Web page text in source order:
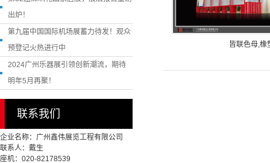
出炉！
第九届中国国际机场展蓄力待发！观众
预登记火热进行中
2024广州乐器展引领创新潮流，期待
明年5月再聚！
联系我们
企业名称：广州鑫伟展览工程有限公司
联系人：戴生
座机：020-82178539
皆联色母,橡